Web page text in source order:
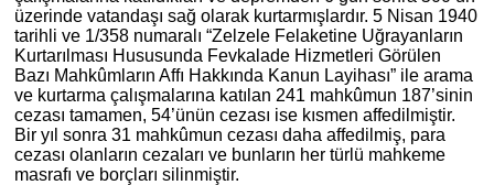
üzerinde vatandaşı sağ olarak kurtarmışlardır. 5 Nisan 1940
tarihli ve 1/358 numaralı “Zelzele Felaketine Uğrayanların
Kurtarılması Hususunda Fevkalade Hizmetleri Görülen
Bazı Mahkûmların Affı Hakkında Kanun Layihası” ile arama
ve kurtarma çalışmalarına katılan 241 mahkûmun 187’sinin
cezası tamamen, 54’ünün cezası ise kısmen affedilmiştir.
Bir yıl sonra 31 mahkûmun cezası daha affedilmiş, para
cezası olanların cezaları ve bunların her türlü mahkeme
masrafı ve borçları silinmiştir.